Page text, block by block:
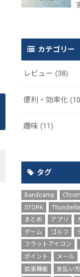
カテゴリー
レビュー(38)
便利・効率化
趣味(11)
タグ
Bandcamp
STORK
まとめ
アプリ
ゲーム
ゴルフ
フラットアイコン
ポイント
メール
拡張機能
支払い